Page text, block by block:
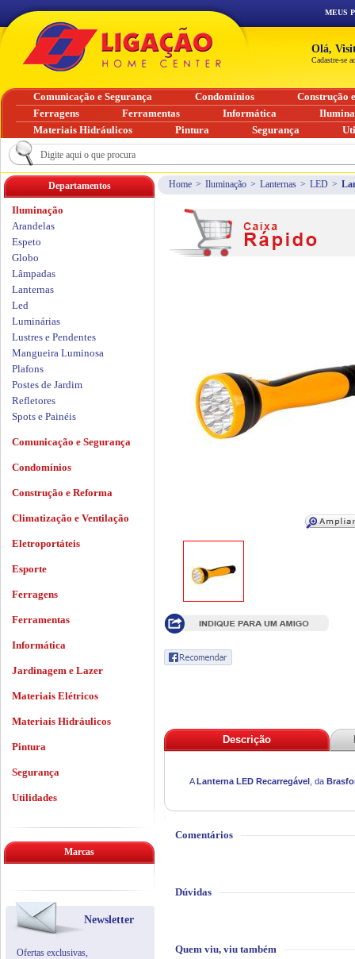
Home > Iluminação > Lanternas > LED >
Descrição
ALanterna LED Recarregável , da
Comentários
Dúvidas
Quem viu, viu também
Departamentos
Iluminação
Arandelas
Espeto
Globo
Lâmpadas
Lanternas
Led
Luminárias
Lustres e Pendentes
Mangueira Luminosa
Plafons
Postes de Jardim
Refletores
Spots e Painéis
Comunicação e Segurança
Condomínios
Construção e Reforma
Climatização e Ventilação
Eletroportáteis
Esporte
Ferragens
Ferramentas
Informática
Jardinagem e Lazer
Materiais Elétricos
Materiais Hidráulicos
Pintura
Segurança
Utilidades
Marcas
Newsletter
Ofertas exclusivas,
MEUS
Olá,
Cadastre-se
Comunicação e Segurança Condomínios
Construção
Ferragens
Ferramentas Informática
Materiais Hidráulicos
Pintura Segurança